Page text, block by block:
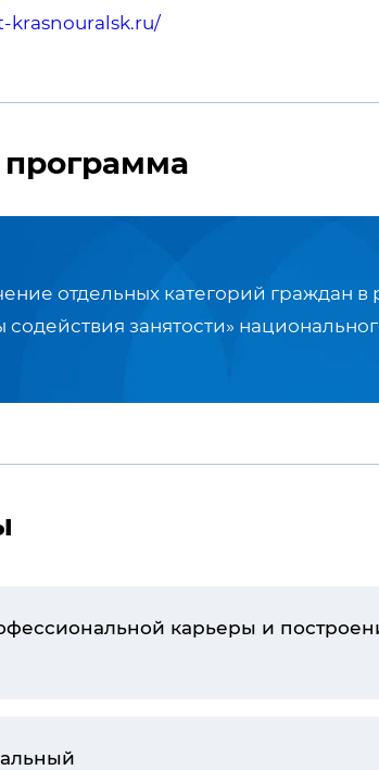
krasnouralsk.ru/
отдельных категорий граждан в
занятости»
и построение индивидуального плана